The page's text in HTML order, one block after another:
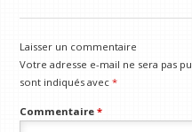
Laisser un commentaire
Votre adresse e-mail ne sera pas
sont indiqués avec*
Commentaire*